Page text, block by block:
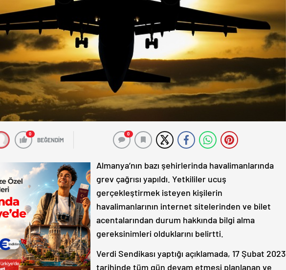
0
BEĞENDİM
0
Almanya’nın bazı şehirlerinda havalimanlarında
grev çağrısı yapıldı. Yetkililer ucuş
gerçekleştirmek isteyen kişilerin
havalimanlarının internet sitelerinden ve bilet
acentalarından durum hakkında bilgi alma
gereksinimleri olduklarını belirtti.
Verdi Sendikası yaptığı açıklamada, 17 Şubat 2023
tarihinde tüm gün devam etmesi planlanan ve